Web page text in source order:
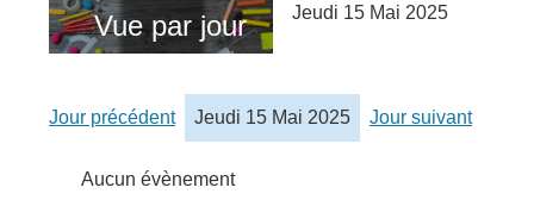
Vue par jour Jeudi 15 Mai 2025
Jour précédent Jeudi 15 Mai 2025 Jour suivant
Aucun évènement